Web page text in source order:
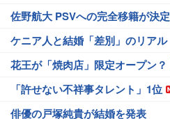
佐野航大 PSVへの完全移籍が決定
ケニア人と結婚「差別」のリアル
花王が「焼肉店」限定オープン？
「許せない不祥事タレント」1位
俳優の戸塚純貴が結婚を発表